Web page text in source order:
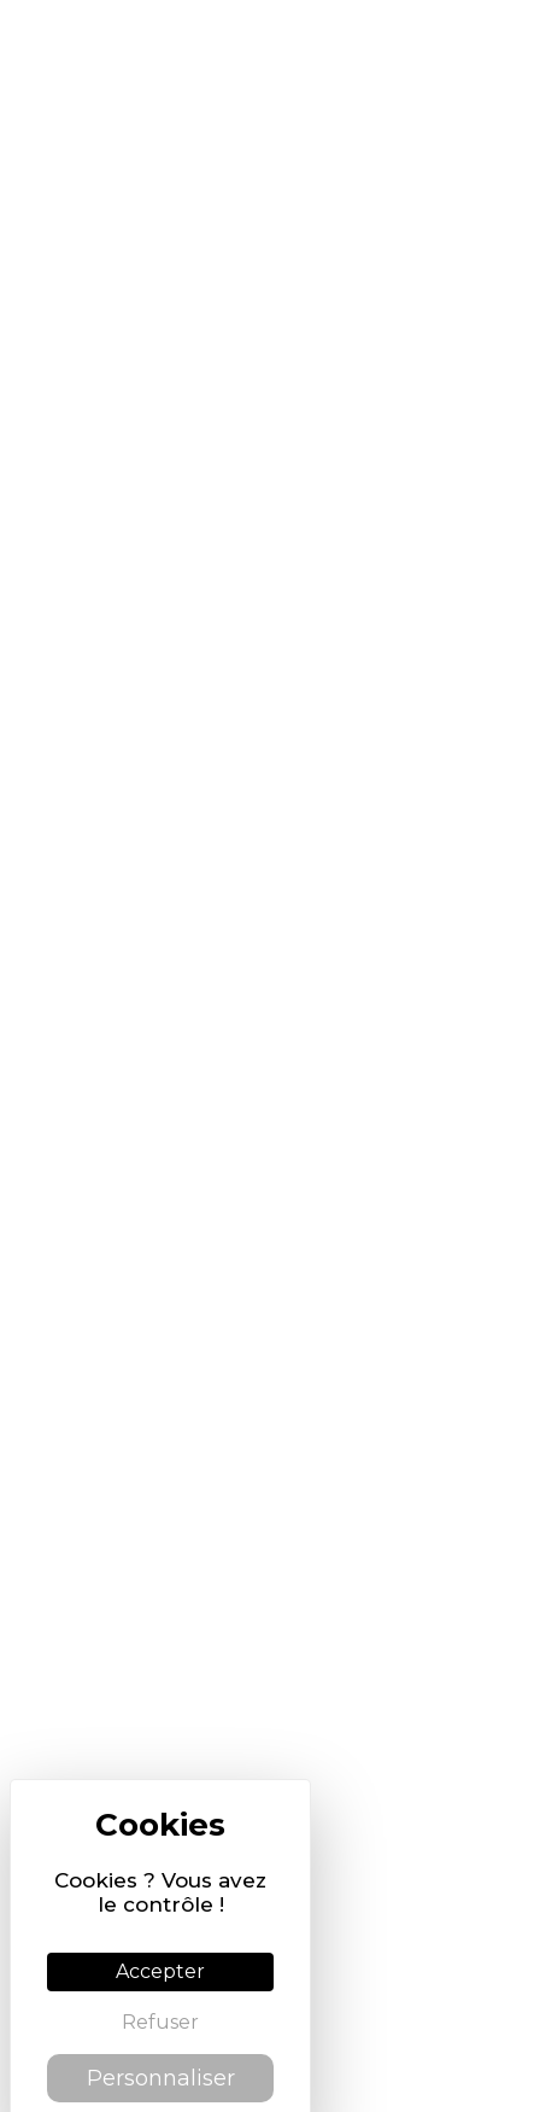
Cookies ? Vous avez
le contrôle !
Accepter
Refuser
Personnaliser